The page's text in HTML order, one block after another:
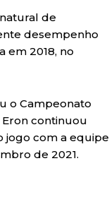
de
desempenho
em 2018, no
o Campeonato
continuou
jogo com a equipe
de 2021.